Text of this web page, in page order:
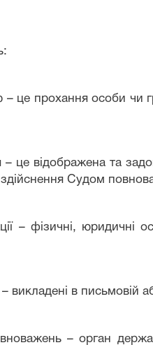
– це прохання особи чи
– це відображена та
Судом
– фізичні, юридичні
викладені в письмовій
– орган